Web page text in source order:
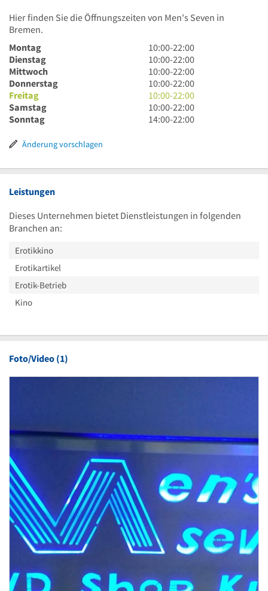
Hier finden Sie die Öffnungszeiten von Men's Seven in
Bremen.
Montag
10
Uhr
bis
22
Uhr
10:00-22:00
Dienstag
10
Uhr
bis
22
Uhr
10:00-22:00
Mittwoch
10
Uhr
bis
22
Uhr
10:00-22:00
Donnerstag
10
Uhr
bis
22
10:00-22:00
Freitag
10
Uhr
bis
10:00-22:00
Samstag
10
Uhr
10:00-22:00
Sonntag
14
Uhr
14:00-22:00
Änderung vorschlagen
Leistungen
Dieses Unternehmen bietet Dienstleistungen in folgenden
Branchen an:
Erotikkino
Erotikartikel
Erotik-Betrieb
Kino
Foto/Video (1)